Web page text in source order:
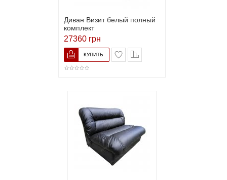
Диван Визит белый полный
комплект
27360 грн